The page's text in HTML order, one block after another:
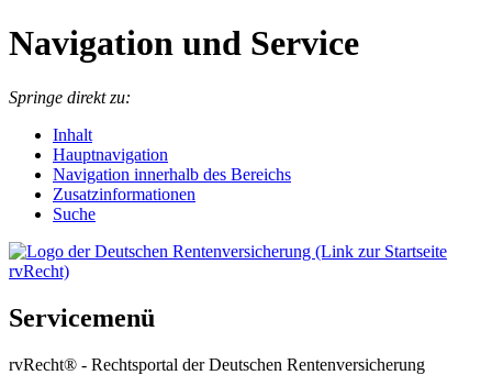
Navigation und Service
Springe direkt zu:
Inhalt
Hauptnavigation
Navigation innerhalb des Bereichs
Zusatzinformationen
Suche
Servicemenü
rvRecht® - Rechtsportal der Deutschen Rentenversicherung